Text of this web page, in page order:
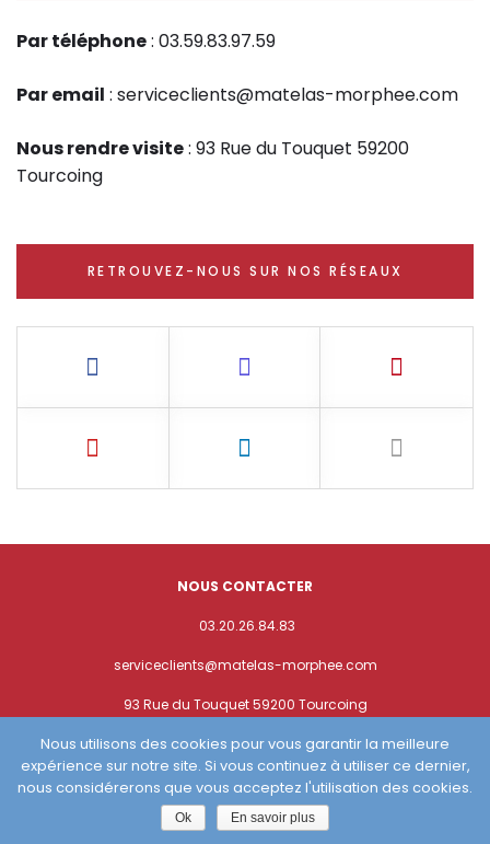
Par téléphone: 03.59.83.97.59
Par email : serviceclients@matelas-morphee.com
Nous rendre visite: 93 Rue du Touquet 59200
Tourcoing
RETROUVEZ-NOUS SUR NOS RÉSEAUX
NOUS CONTACTER
03.20.26.84.83
serviceclients@matelas-morphee.com
93 Rue du Touquet 59200 Tourcoing
(C) 2019 - Solo Pine. All Rights Reserved.
Nous utilisons des cookies pour vous garantir la meilleure
expérience sur notre site. Si vous continuez à utiliser ce dernier,
nous considérerons que vous acceptez l'utilisation des cookies.
Ok En savoir plus